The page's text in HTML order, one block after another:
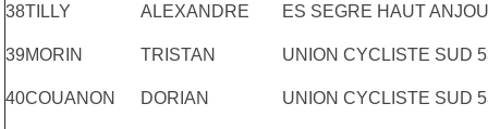
38TILLY ALEXANDRE ES SEGRE HAUT ANJOU
39MORIN TRISTAN UNION CYCLISTE SUD
40COUANON DORIAN UNION CYCLISTE SUD